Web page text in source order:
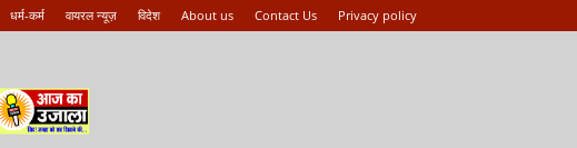
धर्म-कर्म वायरल न्यूज़ विदेश About us Contact Us Privacy policy
ka
ujala